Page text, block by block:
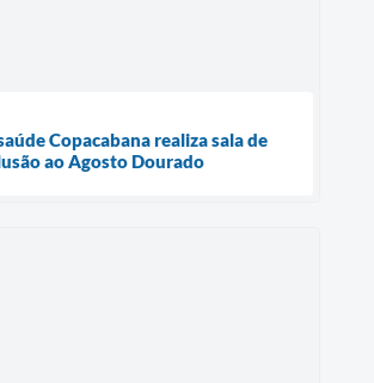
Copacabana realiza sala de
ao Agosto Dourado